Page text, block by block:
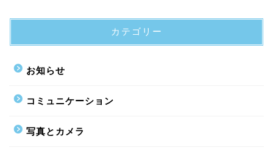
カテゴリー
お知らせ
コミュニケーション
写真とカメラ